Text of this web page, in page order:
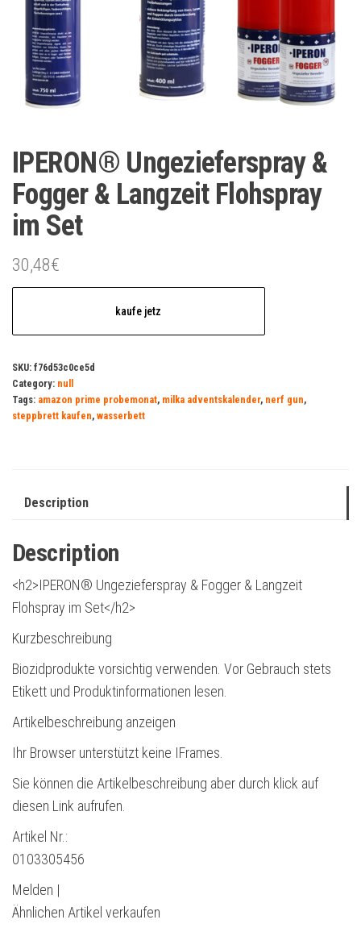
IPERON® Ungezieferspray &
Fogger & Langzeit Flohspray
im Set
30,48€
kaufe jetz
SKU: f76d53c0ce5d
Category: null
Tags: amazon prime probemonat, milka adventskalender, nerf gun,
steppbrett kaufen, wasserbett
Description
Description
<h2>IPERON® Ungezieferspray & Fogger & Langzeit
Flohspray im Set</h2>
Kurzbeschreibung
Biozidprodukte vorsichtig verwenden. Vor Gebrauch stets
Etikett und Produktinformationen lesen.
Artikelbeschreibung anzeigen
Ihr Browser unterstützt keine IFrames.
Sie können die Artikelbeschreibung aber durch klick auf
diesen Link aufrufen.
Artikel Nr.:
0103305456
Melden |
Ähnlichen Artikel verkaufen